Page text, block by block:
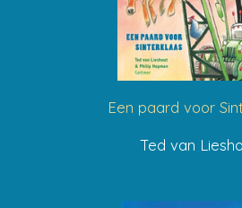
Een paard voor
Ted van